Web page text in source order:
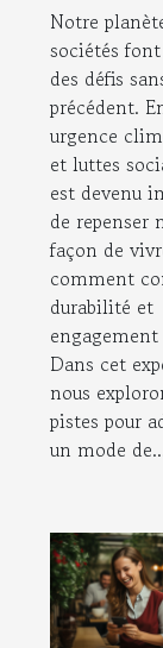
les
sociaux
Notre
sociétés
des défis
précédent.
urgence
et luttes
est devenu
de repenser
façon de
comment
durabilité et
Dans cet
nous
pistes pour
un mode